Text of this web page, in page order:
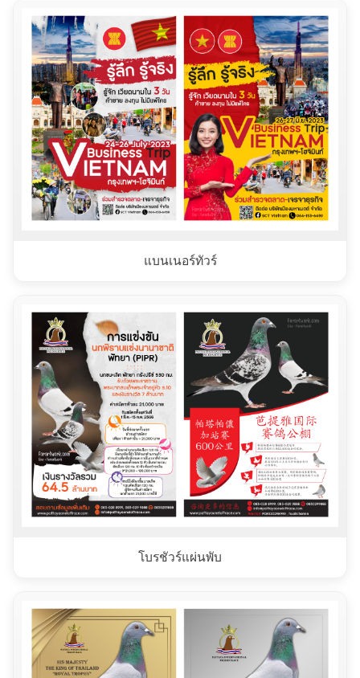
แบนเนอร์ทัวร์
โบรชัวร์แผ่นพับ